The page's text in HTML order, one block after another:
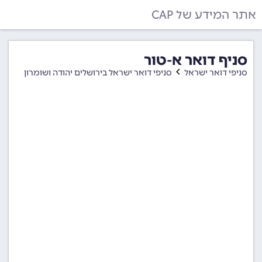
אתר המידע של CAP
סניף דואר א-טור
סניפי דואר ישראל סניפי דואר ישראל בירושלים יהודה ושומרון